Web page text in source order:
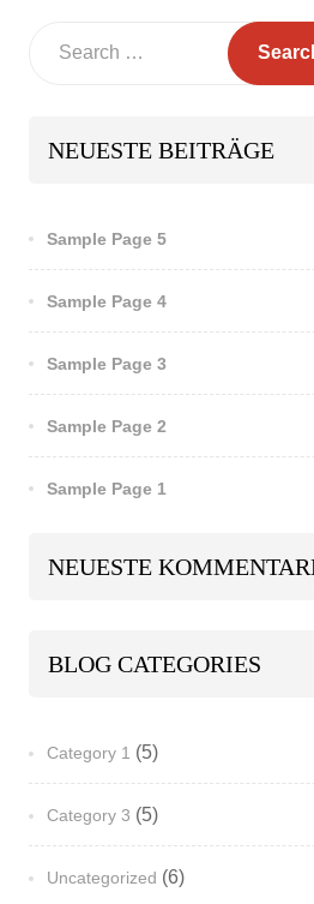
NEUESTE BEITRÄGE
Sample Page 5
Sample Page 4
Sample Page 3
Sample Page 2
Sample Page 1
NEUESTE
BLOG CATEGORIES
Category 1 (5)
Category 3 (5)
Uncategorized (6)